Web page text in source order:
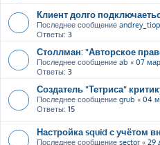
Клиент долго
Последнее сообщение andrey_tiop
Ответы: 3
Столлман: "Авторское
Последнее сообщение ab « 07
Ответы: 3
Создатель "Тетриса"
Последнее сообщение grub « 04
Ответы: 15
Настройка squid с учётом
Последнее сообщение sector « 29